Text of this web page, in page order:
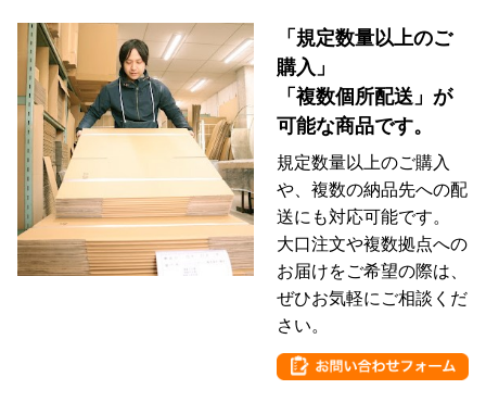
「規定数量以上のご
購入」
「複数個所配送」が
可能な商品です。
規定数量以上のご購入
や、複数の納品先への配
送にも対応可能です。
大口注文や複数拠点への
お届けをご希望の際は、
ぜひお気軽にご相談くだ
さい。